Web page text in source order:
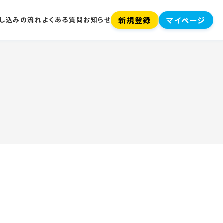
込みの流れよくある質問お知らせ 新規登録 マイページ